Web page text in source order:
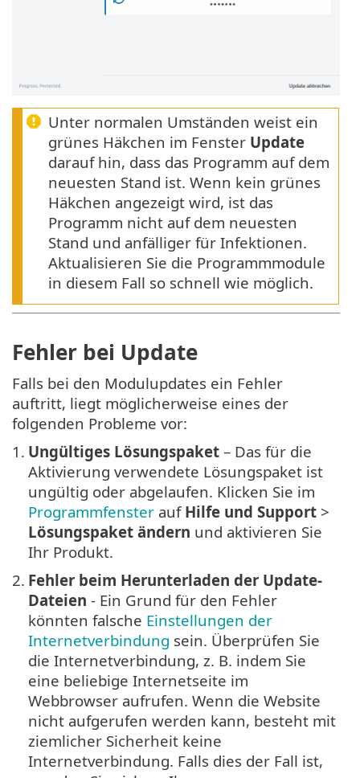
Unter normalen Umständen weist ein
grünes Häkchen im Fenster Update
darauf hin, dass das Programm auf dem
neuesten Stand ist. Wenn kein grünes
Häkchen angezeigt wird, ist das
Programm nicht auf dem neuesten
Stand und anfälliger für Infektionen.
Aktualisieren Sie die Programmmodule
in diesem Fall so schnell wie möglich.
Fehler bei Update
Falls bei den Modulupdates ein Fehler
auftritt, liegt möglicherweise eines der
folgenden Probleme vor:
1. Ungültiges Lösungspaket – Das für die
Aktivierung verwendete Lösungspaket ist
ungültig oder abgelaufen. Klicken Sie im
Programmfenster auf Hilfe und Support >
Lösungspaket ändern und aktivieren Sie
Ihr Produkt.
2. Fehler beim Herunterladen der Update-
Dateien - Ein Grund für den Fehler
könnten falsche Einstellungen der
Internetverbindung sein. Überprüfen Sie
die Internetverbindung, z. B. indem Sie
eine beliebige Internetseite im
Webbrowser aufrufen. Wenn die Website
nicht aufgerufen werden kann, besteht mit
ziemlicher Sicherheit keine
Internetverbindung. Falls dies der Fall ist,